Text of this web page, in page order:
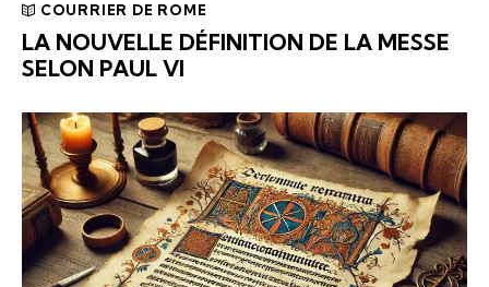
COURRIER DE ROME
LA NOUVELLE DÉFINITION DE LA MESSE
SELON PAUL VI